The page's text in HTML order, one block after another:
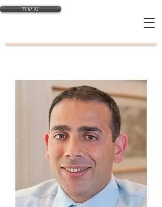
yossi@law-expert.co.il
נגישות